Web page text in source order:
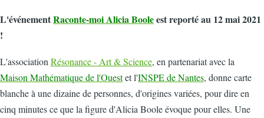
L'événementRaconte-moi Alicia Booleest reporté au 12 mai 2021
!
L'association Résonance - Art & Science, en partenariat avec la
Maison Mathématique de l'Ouestet l'INSPE de Nantes, donne carte
blanche à une dizaine de personnes, d'origines variées, pour dire en
cinq minutes ce que la figure d'Alicia Boole évoque pour elles. Une